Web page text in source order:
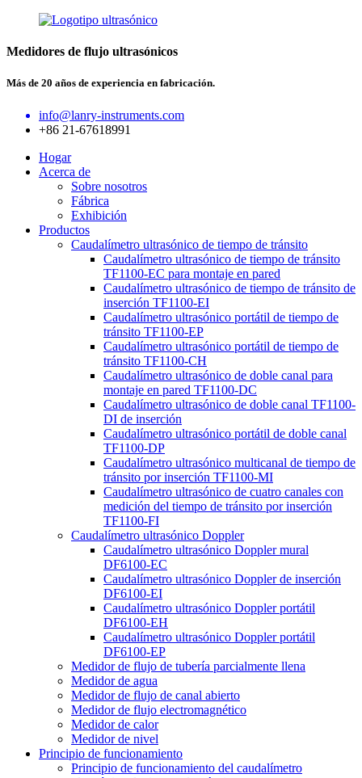
Medidores de flujo ultrasónicos
Más de 20 años de experiencia en fabricación.
info@lanry-instruments.com
+86 21-67618991
Hogar
Acerca de
Sobre nosotros
Fábrica
Exhibición
Productos
Caudalímetro ultrasónico de tiempo de tránsito
Caudalímetro ultrasónico de tiempo de tránsito
TF1100-EC para montaje en pared
Caudalímetro ultrasónico de tiempo de tránsito de
inserción TF1100-EI
Caudalímetro ultrasónico portátil de tiempo de
tránsito TF1100-EP
Caudalímetro ultrasónico portátil de tiempo de
tránsito TF1100-CH
Caudalímetro ultrasónico de doble canal para
montaje en pared TF1100-DC
Caudalímetro ultrasónico de doble canal TF1100-
DI de inserción
Caudalímetro ultrasónico portátil de doble canal
TF1100-DP
Caudalímetro ultrasónico multicanal de tiempo de
tránsito por inserción TF1100-MI
Caudalímetro ultrasónico de cuatro canales con
medición del tiempo de tránsito por inserción
TF1100-FI
Caudalímetro ultrasónico Doppler
Caudalímetro ultrasónico Doppler mural
DF6100-EC
Caudalímetro ultrasónico Doppler de inserción
DF6100-EI
Caudalímetro ultrasónico Doppler portátil
DF6100-EH
Caudalímetro ultrasónico Doppler portátil
DF6100-EP
Medidor de flujo de tubería parcialmente llena
Medidor de agua
Medidor de flujo de canal abierto
Medidor de flujo electromagnético
Medidor de calor
Medidor de nivel
Principio de funcionamiento
Principio de funcionamiento del caudalímetro